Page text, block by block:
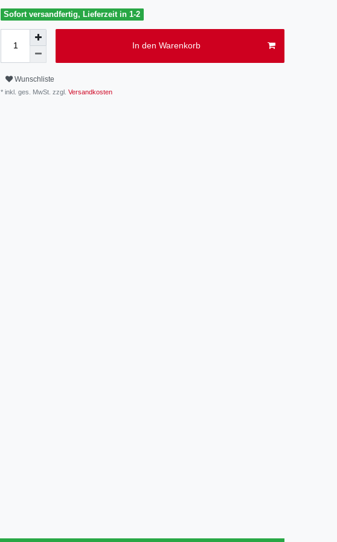
Sofort versandfertig, Lieferzeit in 1-2
In den Warenkorb
Wunschliste
* inkl. ges. MwSt. zzgl. Versandkosten